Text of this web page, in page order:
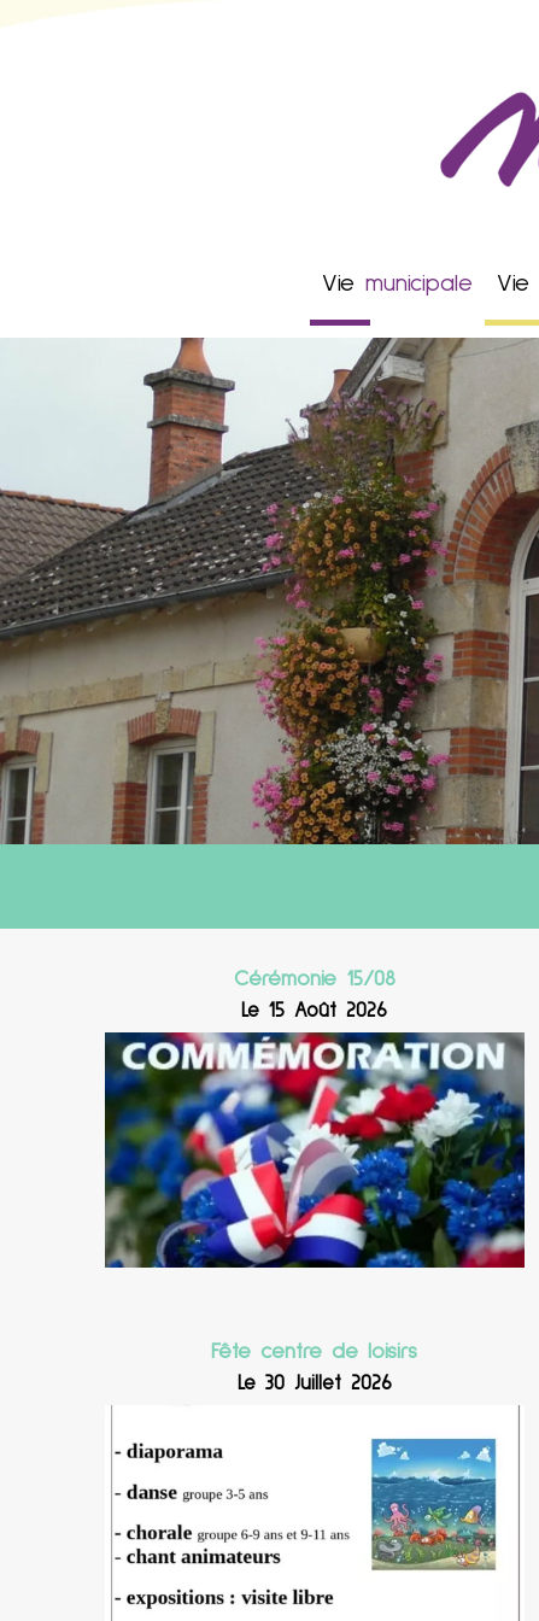
Vie municipale Vie
Cérémonie 15/08
Le 15 Août 2026
Fête centre de loisirs
Le 30 Juillet 2026